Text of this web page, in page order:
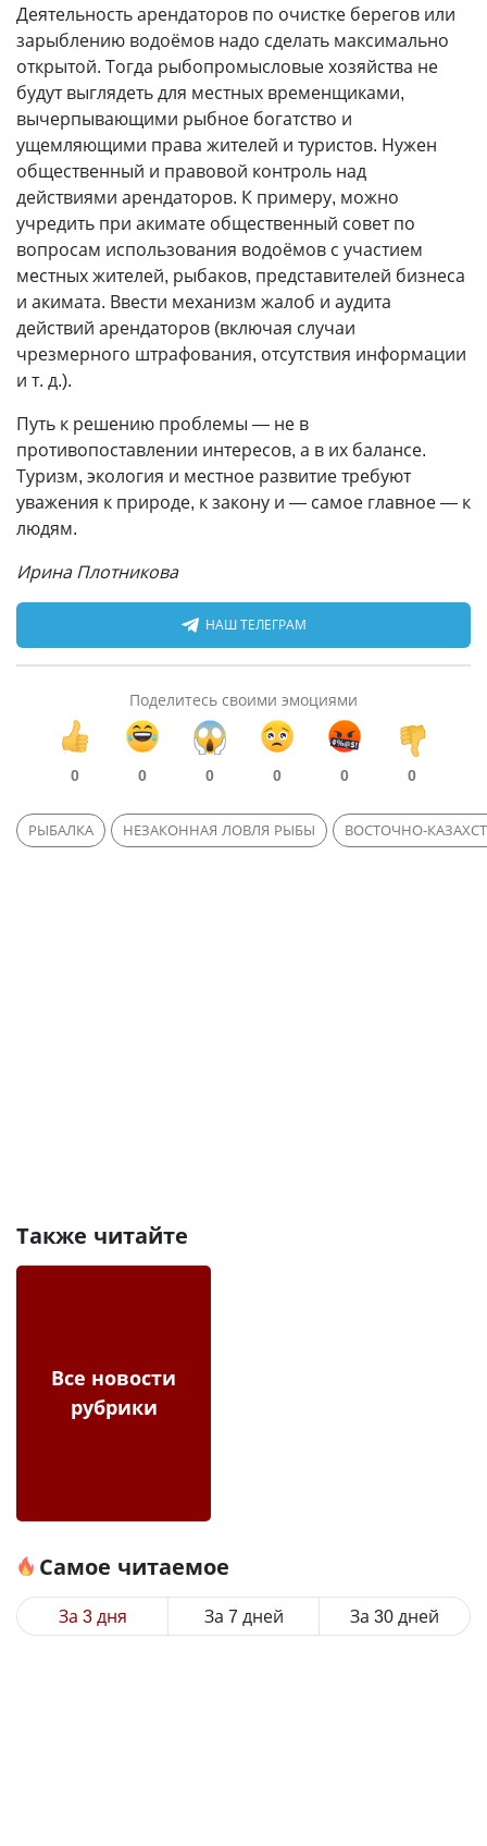
Деятельность арендаторов по очистке берегов или
зарыблению водоёмов надо сделать максимально
открытой. Тогда рыбопромысловые хозяйства не
будут выглядеть для местных временщиками,
вычерпывающими рыбное богатство и
ущемляющими права жителей и туристов. Нужен
общественный и правовой контроль над
действиями арендаторов. К примеру, можно
учредить при акимате общественный совет по
вопросам использования водоёмов с участием
местных жителей, рыбаков, представителей бизнеса
и акимата. Ввести механизм жалоб и аудита
действий арендаторов (включая случаи
чрезмерного штрафования, отсутствия информации
и т. д.).
Путь к решению проблемы — не в
противопоставлении интересов, а в их балансе.
Туризм, экология и местное развитие требуют
уважения к природе, к закону и — самое главное — к
людям.
Ирина Плотникова
НАШ ТЕЛЕГРАМ
Поделитесь своими эмоциями
0 0 0 0 0 0
РЫБАЛКА НЕЗАКОННАЯ ЛОВЛЯ РЫБЫ ВОСТОЧНО-
Также читайте
Все новости
рубрики
Самое читаемое
За 3 дня За 7 дней За 30 дней